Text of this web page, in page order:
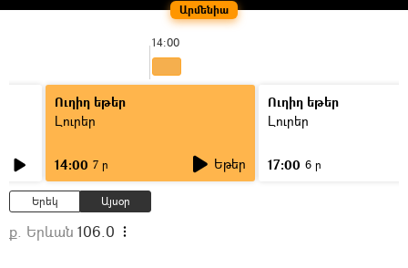
Արմենիա
14:00
Ուղիղ եթեր
Լուրեր
14:00 7 ր Եթեր
Ուղիղ եթեր
Լուրեր
17:00 6 ր
Երեկ Այսօր
ք. Երևան 106.0